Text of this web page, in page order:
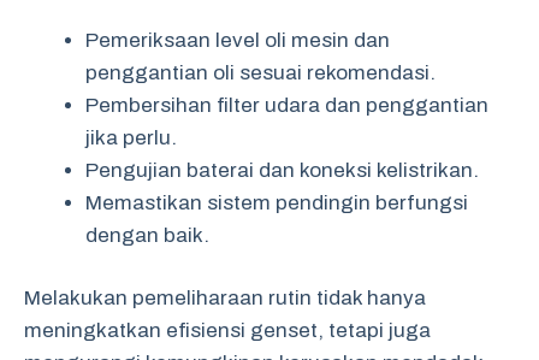
Pemeriksaan level oli mesin dan
penggantian oli sesuai rekomendasi.
Pembersihan filter udara dan penggantian
jika perlu.
Pengujian baterai dan koneksi kelistrikan.
Memastikan sistem pendingin berfungsi
dengan baik.
Melakukan pemeliharaan rutin tidak hanya
meningkatkan efisiensi genset, tetapi juga